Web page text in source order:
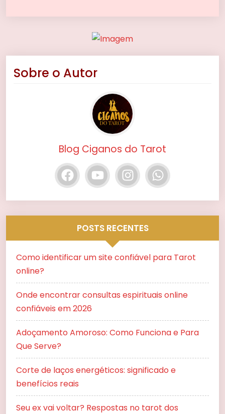
Sobre o Autor
Blog Ciganos do Tarot
POSTS RECENTES
Como identificar um site confiável para Tarot
online?
Onde encontrar consultas espirituais online
confiáveis em 2026
Adoçamento Amoroso: Como Funciona e Para
Que Serve?
Corte de laços energéticos: significado e
benefícios reais
Seu ex vai voltar? Respostas no tarot dos